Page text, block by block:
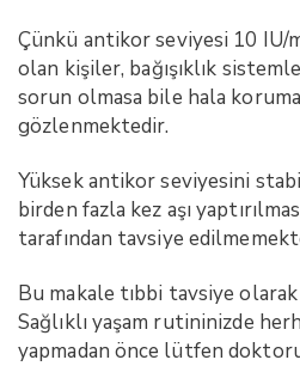
Çünkü antikor seviyesi 10 IU/
olan kişiler, bağışıklık
sorun olmasa bile hala
gözlenmektedir.
Yüksek antikor seviyesini
birden fazla kez aşı
tarafından tavsiye
Bu makale tıbbi tavsiye olarak
Sağlıklı yaşam rutininizde
yapmadan önce lütfen